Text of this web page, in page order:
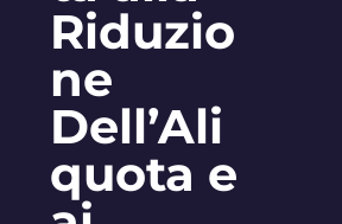
Riduzio
ne
Dell’Ali
quota e